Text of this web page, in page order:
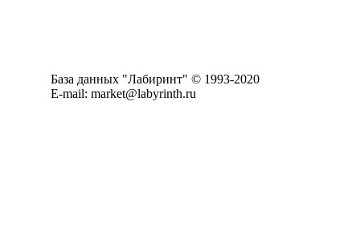
База данных "Лабиринт" © 1993-2020
E-mail: market@labyrinth.ru